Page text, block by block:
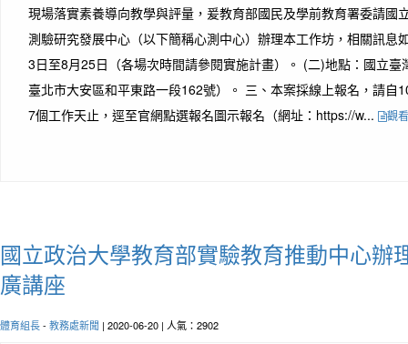
現場落實素養導向教學與評量，爰教育部國民及學前教育署委請國
測驗研究發展中心（以下簡稱心測中心）辦理本工作坊，相關訊息
3日至8月25日（各場次時間請參閱實施計畫）。 (二)地點：國立臺
臺北市大安區和平東路一段162號）。 三、本案採線上報名，請自
7個工作天止，逕至官網點選報名圖示報名（網址：https://w...
觀
國立政治大學教育部實驗教育推動中心辦
廣講座
體育組長- 教務處新聞 | 2020-06-20 | 人氣：2902